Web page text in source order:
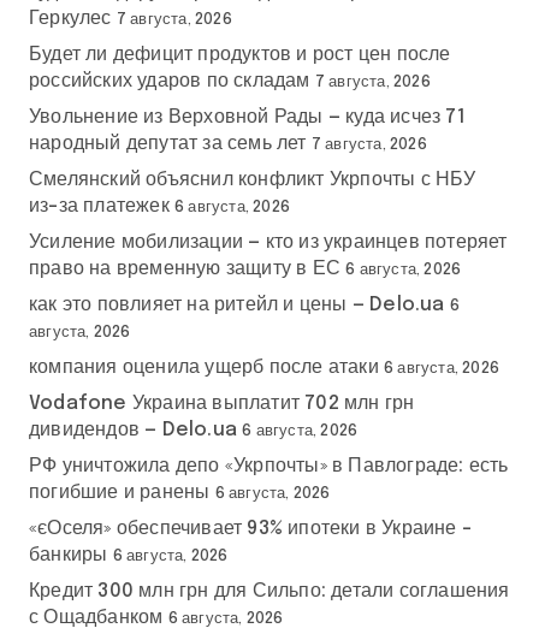
Геркулес 7 августа, 2026
Будет ли дефицит продуктов и рост цен после
российских ударов по складам 7 августа, 2026
Увольнение из Верховной Рады — куда исчез 71
народный депутат за семь лет 7 августа, 2026
Смелянский объяснил конфликт Укрпочты с НБУ
из-за платежек 6 августа, 2026
Усиление мобилизации — кто из украинцев потеряет
право на временную защиту в ЕС 6 августа, 2026
как это повлияет на ритейл и цены — Delo.ua 6
августа, 2026
компания оценила ущерб после атаки 6 августа, 2026
Vodafone Украина выплатит 702 млн грн
дивидендов — Delo.ua 6 августа, 2026
РФ уничтожила депо «Укрпочты» в Павлограде: есть
погибшие и ранены 6 августа, 2026
«єОселя» обеспечивает 93% ипотеки в Украине –
банкиры 6 августа, 2026
Кредит 300 млн грн для Сильпо: детали соглашения
с Ощадбанком 6 августа, 2026